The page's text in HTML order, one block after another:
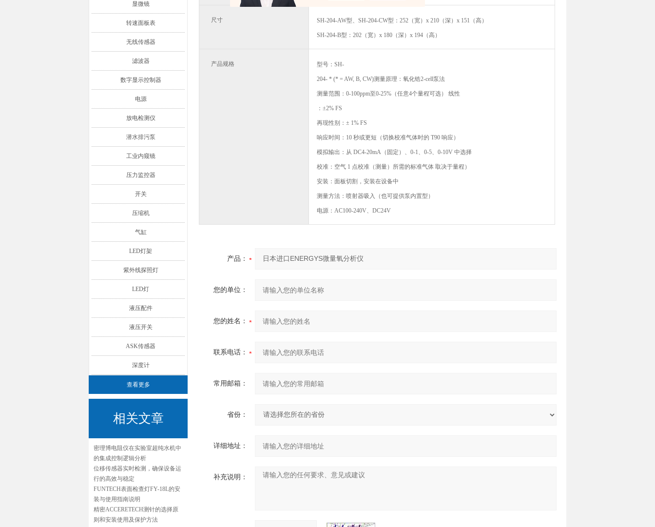
显微镜
转速面板表
无线传感器
滤波器
数字显示控制器
电源
放电检测仪
潜水排污泵
工业内窥镜
压力监控器
开关
压缩机
气缸
LED灯架
紫外线探照灯
LED灯
液压配件
液压开关
ASK传感器
深度计
查看更多
相关文章
密理博电阻仪在实验室超纯水机中
的集成控制逻辑分析
位移传感器实时检测，确保设备运
行的高效与稳定
FUNTECH表面检查灯FY-18L的安
装与使用指南说明
精密ACCERETECH测针的选择原
则和安装使用及保护方法
尺寸 SH-204-AW型、SH-204-CW型：252（宽）x 210（深）x 151（高）
SH-204-B型：202（宽）x 180（深）x 194（高）
产品规格 型号：SH-
204- * (* = AW, B, CW)测量原理：氧化锆2-cell泵法
测量范围：0-100ppm至0-25%（任意4个量程可选） 线性
：±2% FS
再现性别：± 1% FS
响应时间：10 秒或更短（切换校准气体时的 T90 响应）
模拟输出：从 DC4-20mA（固定）、0-1、0-5、0-10V 中选择
校准：空气 1 点校准（测量）所需的标准气体 取决于量程）
安装：面板切割，安装在设备中
测量方法：喷射器吸入（也可提供泵内置型）
电源：AC100-240V、DC24V
产品：
您的单位：
您的姓名：
联系电话：
常用邮箱：
省份：
详细地址：
补充说明：